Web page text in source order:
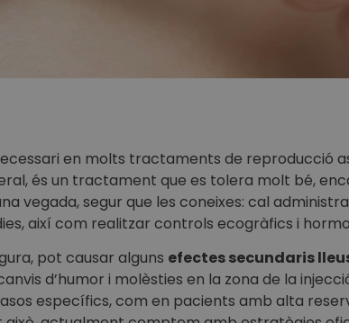
en molts tractaments de reproducció
és un tractament que es tolera molt bé,
vegada, segur que les coneixes: cal
així com realitzar controls ecogràfics i
pot causar alguns efectes secundaris
d’humor i molèsties en la zona de la
específics, com en pacients amb alta